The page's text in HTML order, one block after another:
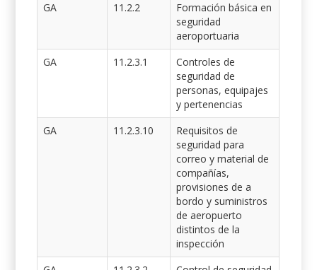
GA
11.2.2
Formación básica en
seguridad
aeroportuaria
GA
11.2.3.1
Controles de
seguridad de
personas, equipajes
y pertenencias
GA
11.2.3.10
Requisitos de
seguridad para
correo y material de
compañías,
provisiones de a
bordo y suministros
de aeropuerto
distintos de la
inspección